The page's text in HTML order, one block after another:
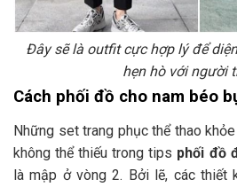
Đây sẽ là outfit cực hợp lý để
hẹn hò với người
Cách phối đồ cho nam béo
Những set trang phục thể thao
không thể thiếu trong tips phối đồ
là mập ở vòng 2. Bởi lẽ, các thiết